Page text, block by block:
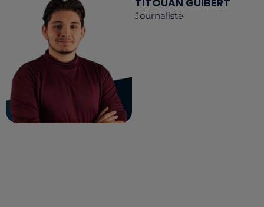
TITOUAN GUIBERT
Journaliste